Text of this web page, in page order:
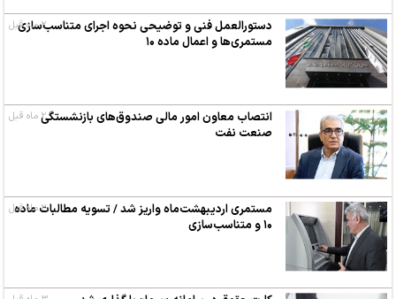
دستورالعمل فنی و توضیحی نحوه اجرای متناسب‌سازی
مستمری‌ها و اعمال ماده ۱۰
۲ ماه قبل
انتصاب معاون امور مالی صندوق‌های بازنشستگی
صنعت نفت
۲ ماه قبل
مستمری اردیبهشت‌ماه واریز شد / تسویه مطالبات ماده
۱۰ و متناسب‌سازی
۲ ماه قبل